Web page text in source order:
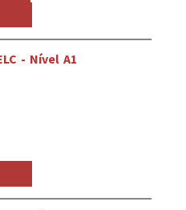
- Nível A1